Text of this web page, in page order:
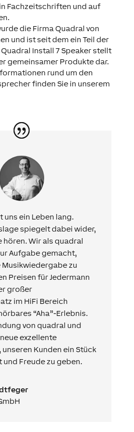
Fachzeitschriften und auf
die Firma Quadral von
und ist seit dem ein Teil der
Install 7 Speaker stellt
gemeinsamer Produkte dar.
rund um den
finden Sie in unserem
uns ein Leben lang.
spiegelt dabei wider,
hören. Wir als quadral
Aufgabe gemacht,
zu
Preisen für Jedermann
großer
im HiFi Bereich
“Aha”-Erlebnis.
von quadral und
exzellente
Kunden ein Stück
Freude zu geben.